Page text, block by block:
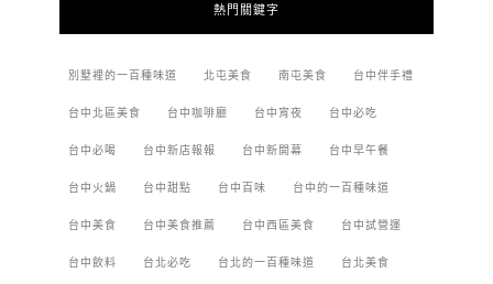
熱門關鍵字
別墅裡的一百種味道 北屯美食 南屯美食 台中伴手禮
台中北區美食 台中咖啡廳 台中宵夜 台中必吃
台中必喝 台中新店報報 台中新開幕 台中早午餐
台中火鍋 台中甜點 台中百味 台中的一百種味道
台中美食 台中美食推薦 台中西區美食 台中試營運
台中飲料 台北必吃 台北的一百種味道 台北美食